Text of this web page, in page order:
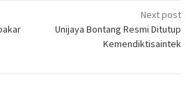
Next post
Unijaya Bontang Resmi Ditutup
Kemendiktisaintek